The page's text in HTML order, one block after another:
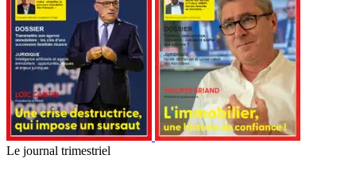
Le journal trimestriel